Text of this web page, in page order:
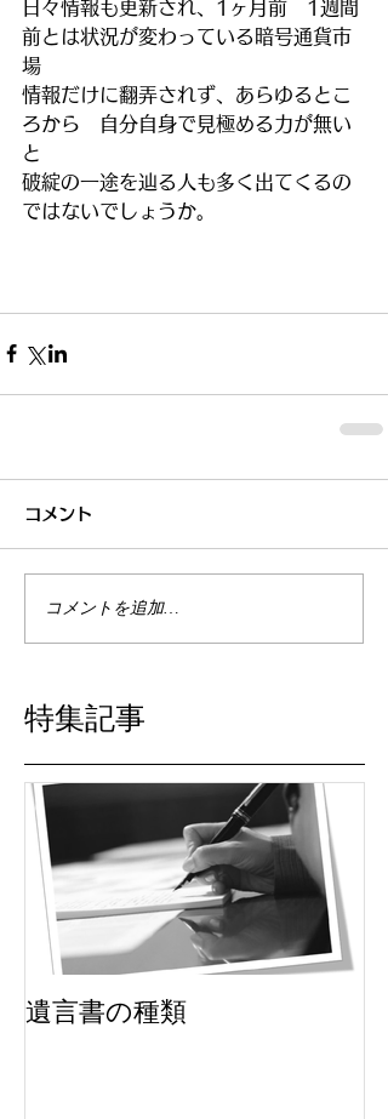
日々情報も更新され、1ヶ月前　1週間
前とは状況が変わっている暗号通貨市
場
情報だけに翻弄されず、あらゆるとこ
ろから　自分自身で見極める力が無い
と
破綻の一途を辿る人も多く出てくるの
ではないでしょうか。
コメント
コメントを追加…
特集記事
遺言書の種類